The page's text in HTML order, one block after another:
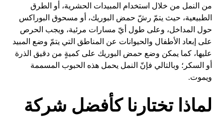
من النمل من خلال استخدام المبيدات الحشرية، أو الطرق
الطبيعية، حيث يتمّ رشّ حمض البوريك، أو مسحوق البوراكس
حول المداخل، وعلى طول أيّ مسارات مرئية، ويجب الحرص
على إبعاد الأطفال والحيوانات عن المناطق التي يتمّ وضع المبيد
عليها، كما يمكن وضع حمض البوريك على كميةٍ من دقيق الذرة
أو السكر؛ وبالتالي فإنّ النمل يحمل هذه الحبوب المسممة
ويموت.
لماذا تختارنا كأفضل شركة